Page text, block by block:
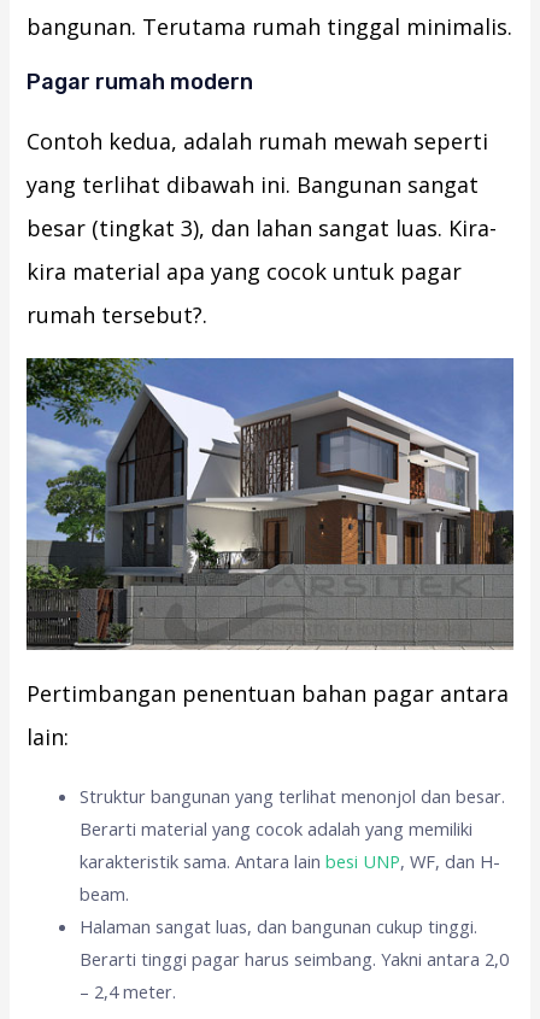
bangunan. Terutama rumah tinggal minimalis.
Pagar rumah modern
Contoh kedua, adalah rumah mewah seperti
yang terlihat dibawah ini. Bangunan sangat
besar (tingkat 3), dan lahan sangat luas. Kira-
kira material apa yang cocok untuk pagar
rumah tersebut?.
Pertimbangan penentuan bahan pagar antara
lain:
Struktur bangunan yang terlihat menonjol dan besar.
Berarti material yang cocok adalah yang memiliki
karakteristik sama. Antara lainbesi UNP, WF, dan H-
beam.
Halaman sangat luas, dan bangunan cukup tinggi.
Berarti tinggi pagar harus seimbang. Yakni antara 2,0
– 2,4 meter.